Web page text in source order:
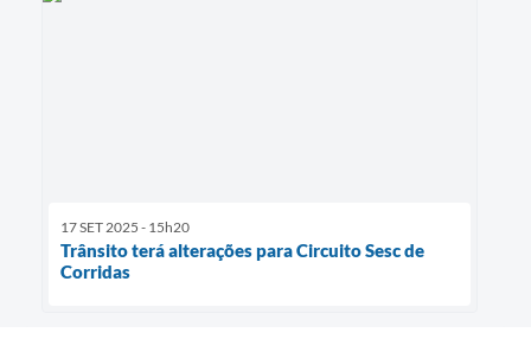
17 SET 2025 - 15h20
Trânsito terá alterações para Circuito Sesc de
Corridas